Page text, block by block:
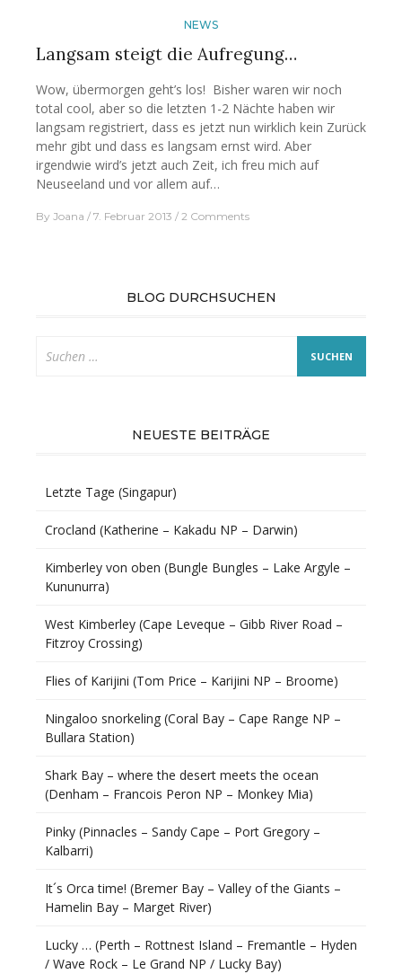
NEWS
Langsam steigt die Aufregung…
Wow, übermorgen geht’s los! Bisher waren wir noch
total cool, aber so die letzten 1-2 Nächte haben wir
langsam registriert, dass es jetzt nun wirklich kein Zurück
mehr gibt und dass es langsam ernst wird. Aber
irgendwie wird’s jetzt auch Zeit, ich freu mich auf
Neuseeland und vor allem auf…
By Joana 7. Februar 2013 2 Comments
BLOG DURCHSUCHEN
nach:
NEUESTE BEITRÄGE
Letzte Tage (Singapur)
Crocland (Katherine – Kakadu NP – Darwin)
Kimberley von oben (Bungle Bungles – Lake Argyle –
Kununurra)
West Kimberley (Cape Leveque – Gibb River Road –
Fitzroy Crossing)
Flies of Karijini (Tom Price – Karijini NP – Broome)
Ningaloo snorkeling (Coral Bay – Cape Range NP –
Bullara Station)
Shark Bay – where the desert meets the ocean
(Denham – Francois Peron NP – Monkey Mia)
Pinky (Pinnacles – Sandy Cape – Port Gregory –
Kalbarri)
It´s Orca time! (Bremer Bay – Valley of the Giants –
Hamelin Bay – Marget River)
Lucky … (Perth – Rottnest Island – Fremantle – Hyden
/ Wave Rock – Le Grand NP / Lucky Bay)